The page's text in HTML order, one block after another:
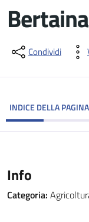
Dettagli
Condividi
INDICE DELLA PAGINA
Info
Categoria: